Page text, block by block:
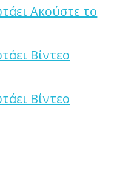
Ακούστε το
Βίντεο
Βίντεο